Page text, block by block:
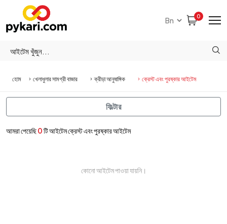
0
হোম খেলাধুলার সামগ্রী বাজার ক্রীড়া আনুষাঙ্গিক ক্রেস্ট এবং পুরষ্কার আইটেম
আমরা পেয়েছি0টি আইটেম ক্রেস্ট এবং পুরষ্কার আইটেম
কোনো আইটেম পাওয়া যায়নি।
ফিল্টার